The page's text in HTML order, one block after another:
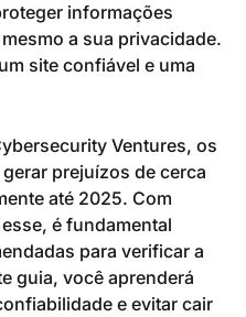
informações
a sua privacidade.
site confiável e uma
Ventures, os
prejuízos de cerca
até 2025. Com
é fundamental
para verificar a
guia, você aprenderá
e evitar cair